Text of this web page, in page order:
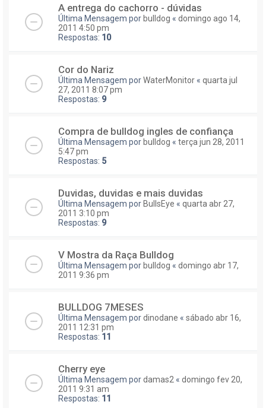
A entrega do cachorro - dúvidas
Última Mensagem por bulldog « domingo ago 14,
2011 4:50 pm
Respostas: 10
Cor do Nariz
Última Mensagem porWaterMonitor « quarta jul
27, 2011 8:07 pm
Respostas: 9
Compra de bulldog ingles de confiança
Última Mensagem por bulldog « terça jun 28, 2011
5:47 pm
Respostas: 5
Duvidas, duvidas e mais duvidas
Última Mensagem por BullsEye « quarta abr 27,
2011 3:10 pm
Respostas: 9
V Mostra da Raça Bulldog
Última Mensagem por bulldog « domingo abr 17,
2011 9:36 pm
BULLDOG 7MESES
Última Mensagem pordinodane « sábado abr 16,
2011 12:31 pm
Respostas: 11
Cherry eye
Última Mensagem pordamas2 « domingo fev 20,
2011 9:31 am
Respostas: 11